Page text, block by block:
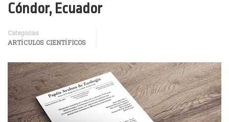
Cóndor, Ecuador
Categorías
ARTÍCULOS CIENTÍFICOS